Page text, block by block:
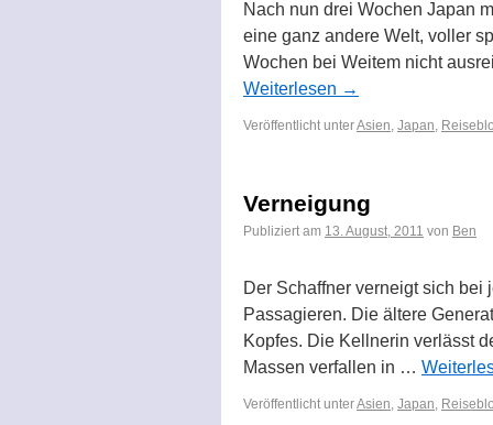
Nach nun drei Wochen Japan
eine ganz andere Welt, voller
Wochen bei Weitem nicht
Weiterlesen →
Veröffentlicht unterAsien, Japan,
Verneigung
Publiziert am 13. August, 2011 von Ben
Der Schaffner verneigt sich bei
Passagieren. Die ältere
Kopfes. Die Kellnerin verlässt
Massen verfallen in …
Veröffentlicht unterAsien, Japan,